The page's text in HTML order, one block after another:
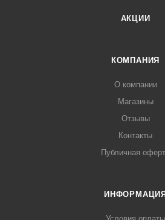
АКЦИИ
КОМПАНИЯ
О компании
Магазины
Отзывы
Контакты
Публичная
ИНФОРМАЦИЯ